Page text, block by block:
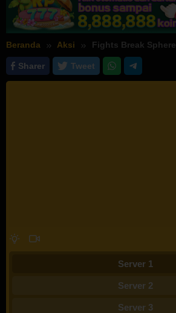
Beranda Aksi Fights Break Sphere
Sharer Tweet
Server 1
Server 2
Server 3